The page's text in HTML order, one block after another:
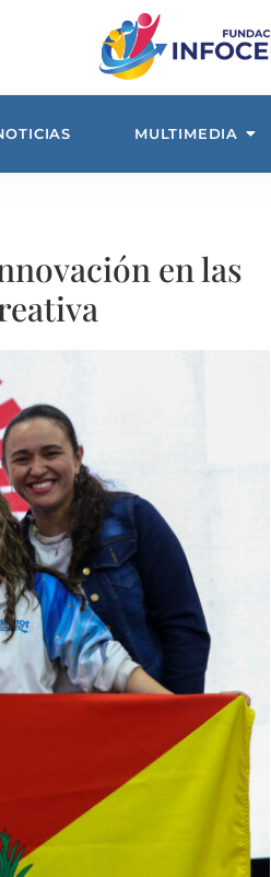
MULTIMEDIA
en las